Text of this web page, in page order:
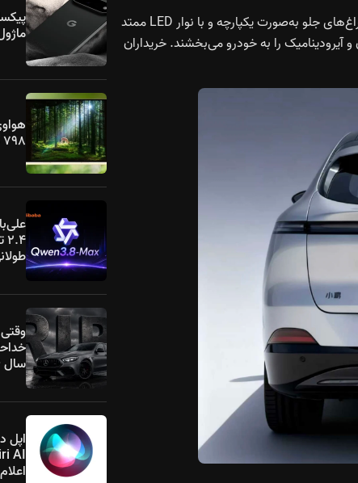
در نمای بیرونی، طراحی G6 EREV تفاوت چندانی با نسخه BEV ندارد. در قسمت جلو، چراغ‌های جلو به‌صورت یکپارچه و با نوار LED ممتد
را به خودرو می‌بخشند. خریداران
۷۹۸ گرمی با پردازنده ضعیف
سال ۲۰۲۶
اپل